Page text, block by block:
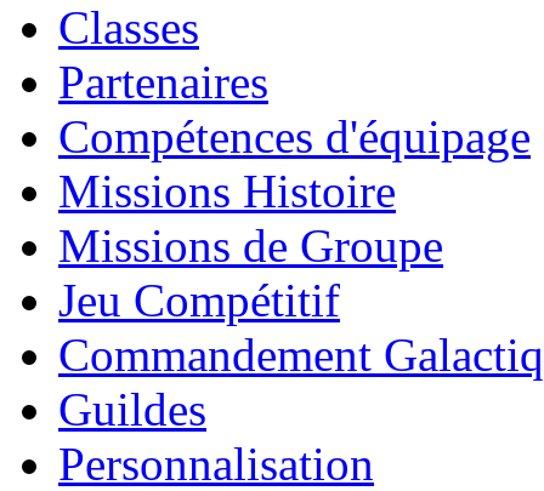
Classes
Partenaires
Compétences d'équipage
Missions Histoire
Missions de Groupe
Jeu Compétitif
Commandement
Guildes
Personnalisation